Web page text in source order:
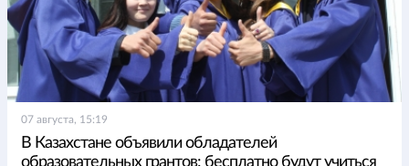
07 августа, 15:19
В Казахстане объявили обладателей
образовательных грантов: бесплатно будут учиться